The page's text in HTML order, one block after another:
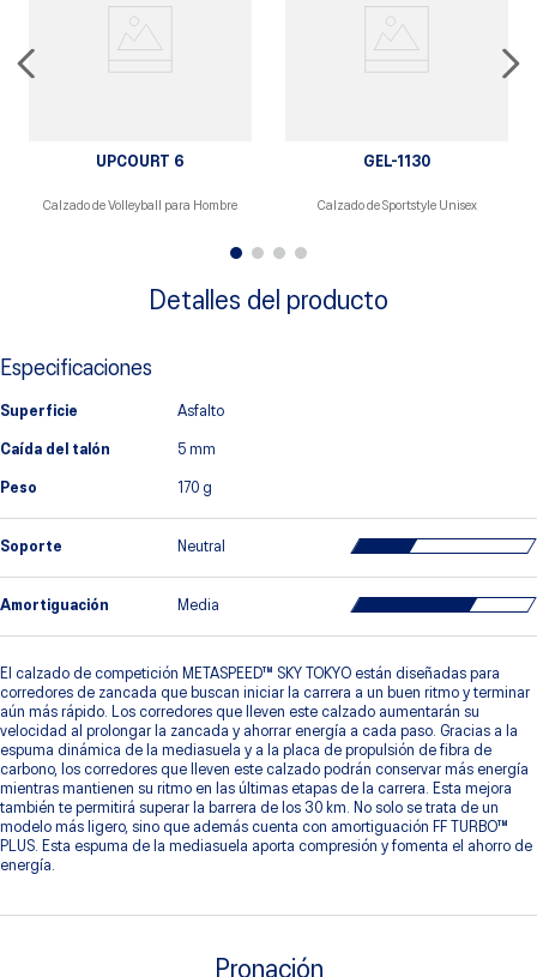
UPCOURT 6
Calzado de Volleyball para Hombre
GEL-1130
Calzado de Sportstyle Unisex
Detalles del producto
El calzado de competición METASPEED™ SKY TOKYO están diseñadas para
corredores de zancada que buscan iniciar la carrera a un buen ritmo y terminar
aún más rápido. Los corredores que lleven este calzado aumentarán su
velocidad al prolongar la zancada y ahorrar energía a cada paso. Gracias a la
espuma dinámica de la mediasuela y a la placa de propulsión de fibra de
carbono, los corredores que lleven este calzado podrán conservar más energía
mientras mantienen su ritmo en las últimas etapas de la carrera. Esta mejora
también te permitirá superar la barrera de los 30 km. No solo se trata de un
modelo más ligero, sino que además cuenta con amortiguación FF TURBO™
PLUS. Esta espuma de la mediasuela aporta compresión y fomenta el ahorro de
energía.
Especificaciones
Superficie Asfalto
Caída del talón 5 mm
Peso 170 g
Soporte Neutral
Amortiguación Media
Pronación